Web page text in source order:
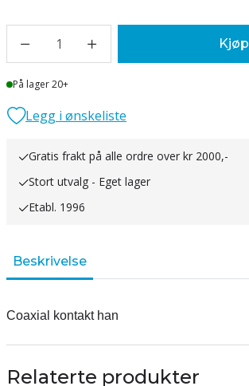
1 Kjøp
Lager
På lager 20+
Legg i ønskeliste
Gratis frakt på alle ordre over kr 2000,-
Stort utvalg - Eget lager
Etabl. 1996
Beskrivelse
Coaxial kontakt han
Relaterte produkter